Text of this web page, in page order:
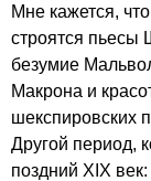
Мне кажется,
строятся пьесы
безумие
Макрона и
шекспировских
Другой период,
поздний XIX